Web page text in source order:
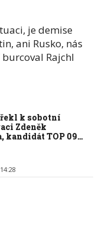
je demise
ani Rusko, nás
Rajchl
k sobotní
Zdeněk
kandidát TOP 09…
14:28